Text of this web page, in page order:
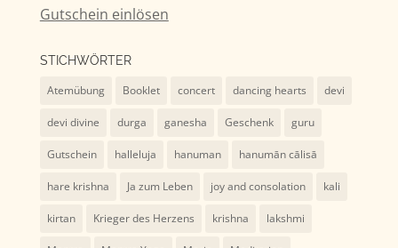
Gutschein einlösen
STICHWÖRTER
Atemübung Booklet concert dancing hearts devi
devi divine durga ganesha Geschenk guru
Gutschein halleluja hanuman hanumān cālisā
hare krishna Ja zum Leben joy and consolation kali
kirtan Krieger des Herzens krishna lakshmi